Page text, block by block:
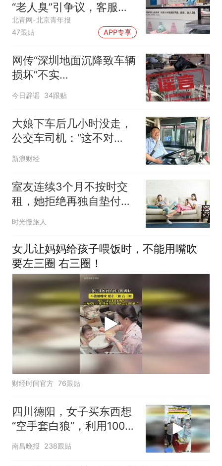
“老人臭”引争议，客服回
应
北青网-北京青年报
47跟贴
APP专享
网传“深圳地面沉降致车辆
损坏”不实
（2026·08·06）
今日辟谣 34跟贴
大娘下车后几小时没走，
公交车司机：“这不对
劲！”
新浪财经
室友连续3个月不按时交
租，她拒绝再独自垫付：
我受够了当她的备用银行
时光慢旅人
女儿让妈妈给孩子喂饭时，不能用嘴吹
要左三圈 右三圈！
财经时间官方 76跟贴
四川德阳，女子买东西想
“空手套白狼”，利用100元
找零当场被店主识破，店
南昌晚报 238跟贴